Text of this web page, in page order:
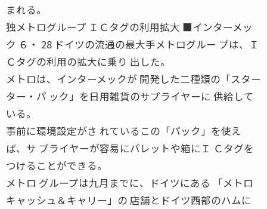
まれる。
独メトログループ ＩＣタグの利用拡大 ■インターメッ
ク ６・ 28 ドイツの流通の最大手メトログルー プは、Ｉ
Ｃタグの利用の拡大に乗り 出した。
メトロは、インターメックが 開発した二種類の「スター
ター・パ ック」を日用雑貨のサプライヤーに 供給して
いる。
事前に環境設定がさ れているこの「パック」を使え
ば、サ プライヤーが容易にパレットや箱にＩ Ｃタグを
つけることができる。
メトロ グループは九月までに、ドイツにある 「メトロ
キャッシュ＆キャリー」の 店舗とドイツ西部のハムに